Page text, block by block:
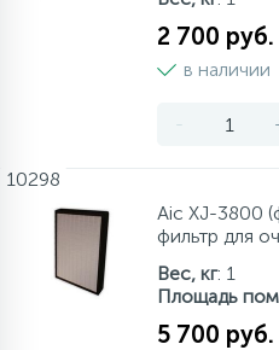
2 700 руб.
в наличии
-
10298
Aic XJ-3800
фильтр для
Вес, кг: 1
Площадь
5 700 руб.